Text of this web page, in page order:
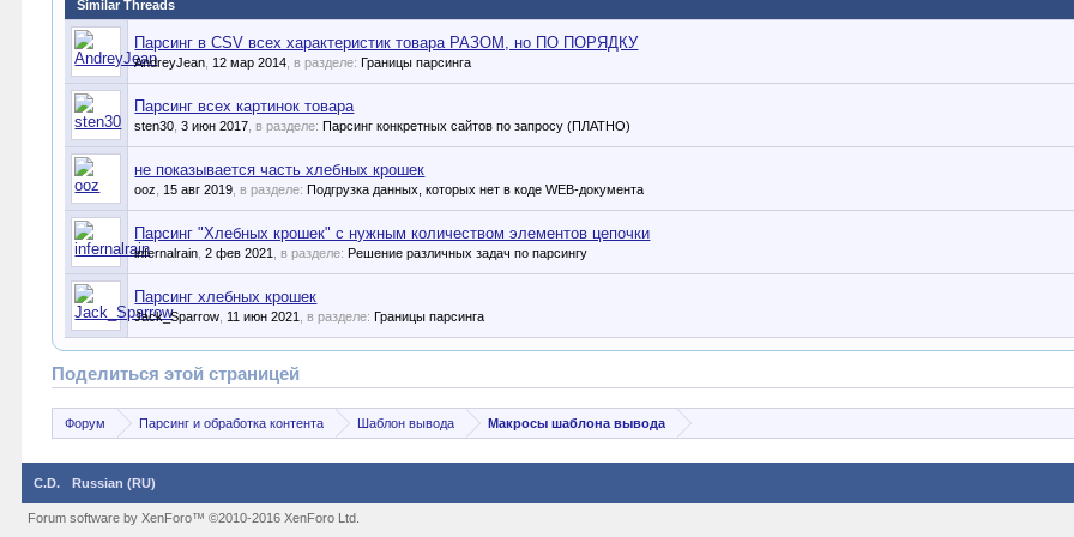
Similar Threads
Парсинг в CSV всех характеристик товара РАЗОМ, но ПО ПОРЯДКУ
AndreyJean 12 мар 2014 , в разделе:Границы парсинга
Парсинг всех картинок товара
sten30 ,3 июн 2017 , в разделе:Парсинг конкретных сайтов по запросу (ПЛАТНО)
не показывается часть хлебных крошек
ooz 15 авг 2019 , в разделе:Подгрузка данных, которых нет в коде WEB-документа
Парсинг "Хлебных крошек" с нужным количеством элементов цепочки
infernalrain ,2 фев 2021 , в разделе:Решение различных задач по парсингу
Парсинг хлебных крошек
Jack_Sparrow 11 июн 2021 , в разделе:Границы парсинга
Поделиться этой страницей
Форум Парсинг и обработка контента Шаблон вывода Макросы шаблона вывода
C.D. Russian (RU)
Forum software by XenForo™©2010-2016 XenForo Ltd.